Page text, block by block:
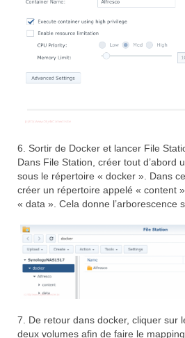
6. Sortir de Docker et lancer File
Dans File Station, créer tout d’abord
sous le répertoire « docker ». Dans
créer un répertoire appelé « content
« data ». Cela donne l’arborescence
7. De retour dans docker, cliquer sur
deux volumes afin de faire le